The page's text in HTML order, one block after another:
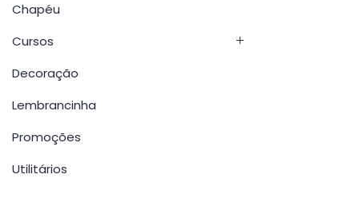
Chapéu
Cursos
Decoração
Lembrancinha
Promoções
Utilitários